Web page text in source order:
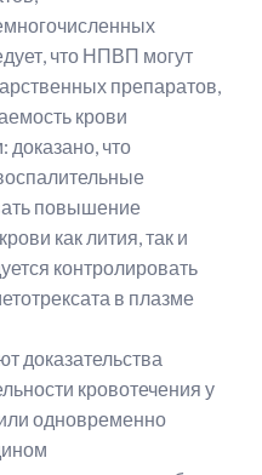
что НПВП могут
препаратов,
крови
доказано, что
повышение
как лития, так и
контролировать
в плазме
доказательства
кровотечения у
одновременно